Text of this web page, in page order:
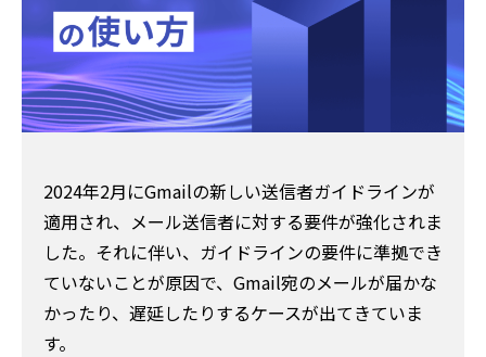
2024年2月にGmailの新しい送信者ガイドラインが
適用され、メール送信者に対する要件が強化されま
した。それに伴い、ガイドラインの要件に準拠でき
ていないことが原因で、Gmail宛のメールが届かな
かったり、遅延したりするケースが出てきていま
す。